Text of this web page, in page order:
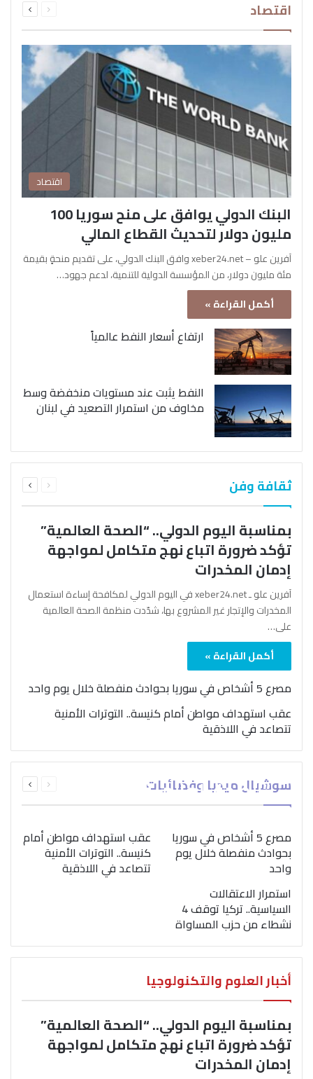
اقتصاد الصفحةالصفحة
اقتصاد
البنك الدولي يوافق على منح سوريا 100
مليون دولار لتحديث القطاع المالي
آفرين علو – xeber24.net وافق البنك الدولي، على تقديم منحةٍ بقيمة
مئة مليون دولار، من المؤسسة الدولية للتنمية، لدعم جهود…
أكمل القراءة »
ارتفاع أسعار النفط عالمياً
النفط يثبت عند مستويات منخفضة وسط
مخاوف من استمرار التصعيد في لبنان
ثقافة وفن الصفحةالصفحة
بمناسبة اليوم الدولي.. “الصحة العالمية”
تؤكد ضرورة اتباع نهج متكامل لمواجهة
إدمان المخدرات
آفرين علو ـ xeber24.net في اليوم الدولي لمكافحة إساءة استعمال
المخدرات والإتجار غير المشروع بها، شدّدت منظمة الصحة العالمية
على…
أكمل القراءة »
مصرع 5 أشخاص في سوريا بحوادث منفصلة خلال يوم واحد
عقب استهداف مواطن أمام كنيسة.. التوترات الأمنية
تتصاعد في اللاذقية
سوشيال ميديا وفضائيات الصفحةالصفحة
بمناسبة اليوم الدولي..
“الصحة العالمية” تؤكد
ضرورة اتباع نهج متكامل
لمواجهة إدمان المخدرات
مصرع 5 أشخاص في سوريا
بحوادث منفصلة خلال يوم
واحد
عقب استهداف مواطن أمام
كنيسة.. التوترات الأمنية
تتصاعد في اللاذقية
استمرار الاعتقالات
السياسية.. تركيا توقف 4
نشطاء من حزب المساواة
أخبار العلوم والتكنولوجيا
بمناسبة اليوم الدولي.. “الصحة العالمية”
تؤكد ضرورة اتباع نهج متكامل لمواجهة
إدمان المخدرات